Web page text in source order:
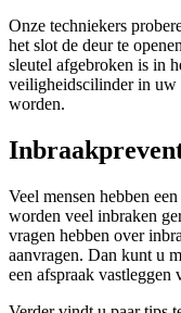
Onze techniekers
het slot de deur te
sleutel afgebroken is in
veiligheidscilinder in uw
worden.
Veel mensen hebben
worden veel inbraken
vragen hebben over
aanvragen. Dan kunt u
een afspraak vastleggen